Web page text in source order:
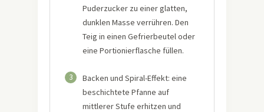
Puderzucker zu einer glatten,
dunklen Masse verrühren. Den
Teig in einen Gefrierbeutel oder
eine Portionierflasche füllen.
3
Backen und Spiral-Effekt: eine
beschichtete Pfanne auf
mittlerer Stufe erhitzen und